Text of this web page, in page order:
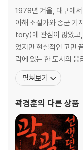
6장 범죄, 테러, 전쟁
핵 폭발 대처 방법
칼에 찔렸을 시 생존 방법
칼부림 대처 방법
납치 대처 방법
1978년 겨울, 대구에
아해 소설가와 종군
tory)에 관심이 많았고
었지만 현실적인 고민
락에 있는 한 도시의
육관에서 주짓수를 배
과 곽경훈입니다』, 『의
도, 전문직에 수반하는
펼쳐보기
곽경훈의 다른 상품